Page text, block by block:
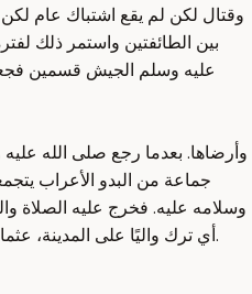
وقتال لكن لم يقع اشتباك عام
بين الطائفتين واستمر ذلك
عليه وسلم الجيش قسمين
وأرضاها. بعدما رجع صلى الله عليه
جماعة من البدو الأعراب
وسلامه عليه. فخرج عليه الصلاة
أي ترك واليًا على المدينة، عثمان بن عفان، عثمان بن عفان رضي.